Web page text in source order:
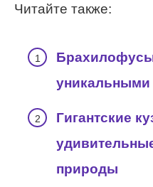
Читайте также:
уникальными
Гигантские
природы